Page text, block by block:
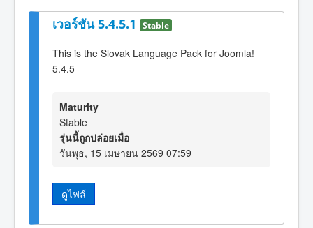
เวอร์ชัน 5.4.5.1 Stable
This is the Slovak Language Pack for Joomla!
5.4.5
Maturity
Stable
รุ่นนี้ถูกปล่อยเมื่อ
วันพุธ, 15 เมษายน 2569 07:59
ดูไฟล์